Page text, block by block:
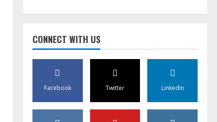
CONNECT WITH US
Facebook Twitter Linkedin